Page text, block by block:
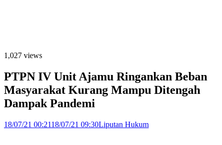
1,027 views
PTPN IV Unit Ajamu Ringankan Beban
Masyarakat Kurang Mampu Ditengah
Dampak Pandemi
18/07/21 00:2118/07/21 09:30Liputan Hukum